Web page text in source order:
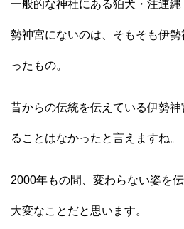
一般的な神社にある狛犬・注連
勢神宮にないのは、そもそも伊
ったもの。
昔からの伝統を伝えている伊勢
ることはなかったと言えますね。
2000年もの間、変わらない姿を
大変なことだと思います。